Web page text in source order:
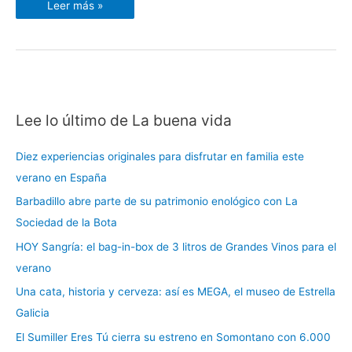
Leer más »
Lee lo último de La buena vida
Diez experiencias originales para disfrutar en familia este
verano en España
Barbadillo abre parte de su patrimonio enológico con La
Sociedad de la Bota
HOY Sangría: el bag-in-box de 3 litros de Grandes Vinos para el
verano
Una cata, historia y cerveza: así es MEGA, el museo de Estrella
Galicia
El Sumiller Eres Tú cierra su estreno en Somontano con 6.000
C
t
e
g
o
r
í
a
s